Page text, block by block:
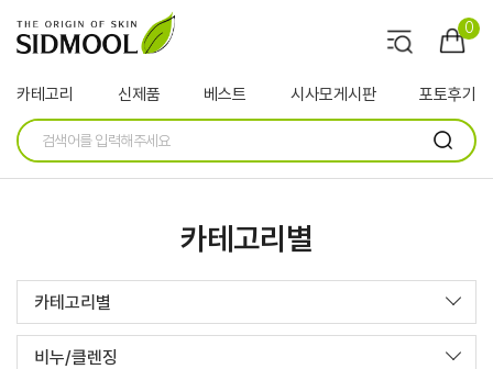
0
카테고리 신제품 베스트 시사모게시판 포토후기
카테고리별
카테고리별
비누/클렌징